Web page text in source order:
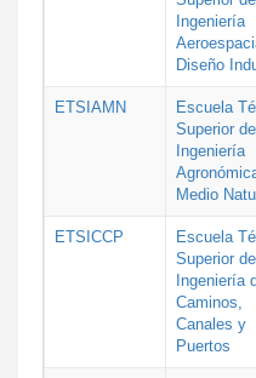
Ingeniería
Diseño
ETSIAMN
Escuela
Superior de
Ingeniería
Medio
ETSICCP
Escuela
Superior de
Ingeniería
Caminos,
Canales y
Puertos